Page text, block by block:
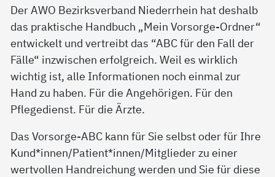
Der AWO Bezirksverband Niederrhein hat deshalb
das praktische Handbuch „Mein Vorsorge-Ordner“
entwickelt und vertreibt das “ABC für den Fall der
Fälle“ inzwischen erfolgreich. Weil es wirklich
wichtig ist, alle Informationen noch einmal zur
Hand zu haben. Für die Angehörigen. Für den
Pflegedienst. Für die Ärzte.
Das Vorsorge-ABC kann für Sie selbst oder für Ihre
Kund*innen/Patient*innen/Mitglieder zu einer
wertvollen Handreichung werden und Sie für diese